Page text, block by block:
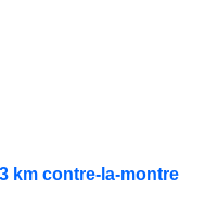
km contre-la-montre